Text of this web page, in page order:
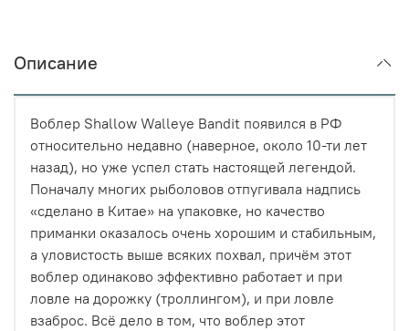
Описание
Воблер Shallow Walleye Bandit появился в РФ
относительно недавно (наверное, около 10-ти лет
назад), но уже успел стать настоящей легендой.
Поначалу многих рыболовов отпугивала надпись
«сделано в Китае» на упаковке, но качество
приманки оказалось очень хорошим и стабильным,
а уловистость выше всяких похвал, причём этот
воблер одинаково эффективно работает и при
ловле на дорожку (троллингом), и при ловле
взаброс. Всё дело в том, что воблер этот